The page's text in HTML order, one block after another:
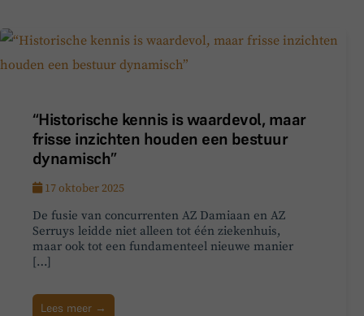
“Historische kennis is waardevol, maar
frisse inzichten houden een bestuur
dynamisch”
17 oktober 2025
De fusie van concurrenten AZ Damiaan en AZ
Serruys leidde niet alleen tot één ziekenhuis,
maar ook tot een fundamenteel nieuwe manier
[…]
Lees meer →